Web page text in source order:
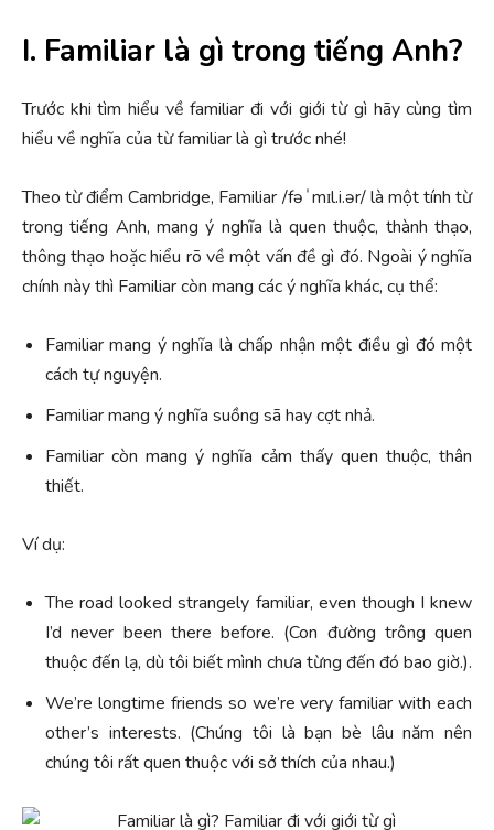
I. Familiar là gì trong tiếng Anh?
Trước khi tìm hiểu về familiar đi với giới từ gì hãy cùng tìm
hiểu về nghĩa của từ familiar là gì trước nhé!
Theo từ điểm Cambridge, Familiar /fəˈmɪl.i.ər/ là một tính từ
trong tiếng Anh, mang ý nghĩa là quen thuộc, thành thạo,
thông thạo hoặc hiểu rõ về một vấn đề gì đó. Ngoài ý nghĩa
chính này thì Familiar còn mang các ý nghĩa khác, cụ thể:
Familiar mang ý nghĩa là chấp nhận một điều gì đó một
cách tự nguyện.
Familiar mang ý nghĩa suồng sã hay cợt nhả.
Familiar còn mang ý nghĩa cảm thấy quen thuộc, thân
thiết.
Ví dụ:
The road looked strangely familiar, even though I knew
I’d never been there before. (Con đường trông quen
thuộc đến lạ, dù tôi biết mình chưa từng đến đó bao giờ.).
We’re longtime friends so we’re very familiar with each
other’s interests. (Chúng tôi là bạn bè lâu năm nên
chúng tôi rất quen thuộc với sở thích của nhau.)